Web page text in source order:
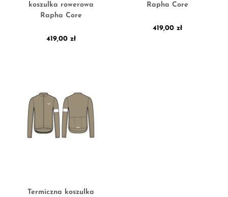
koszulka rowerowa
Rapha Core
419,00 zł
Rapha Core
419,00 zł
Termiczna koszulka